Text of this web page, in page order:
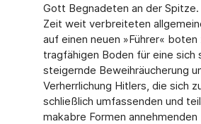
Gott Begnadeten an der Spitze.
Zeit weit verbreiteten
auf einen neuen »Führer« boten
tragfähigen Boden für eine sich
steigernde Beweihräucherung
Verherrlichung Hitlers, die sich
schließlich umfassenden und
makabre Formen annehmenden